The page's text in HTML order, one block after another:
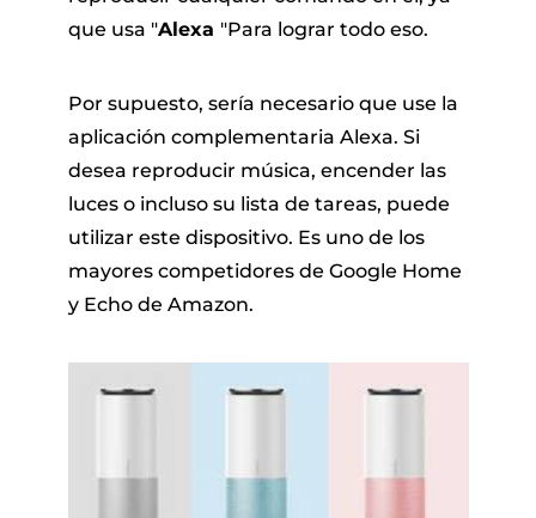
que usa "Alexa "Para lograr todo eso.
Por supuesto, sería necesario que use la
aplicación complementaria Alexa. Si
desea reproducir música, encender las
luces o incluso su lista de tareas, puede
utilizar este dispositivo. Es uno de los
mayores competidores de Google Home
y Echo de Amazon.